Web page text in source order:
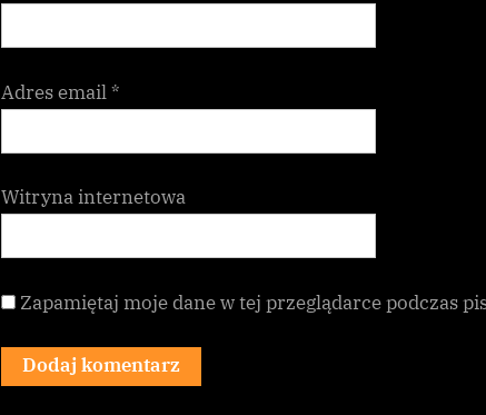
Adres email*
Witryna internetowa
Zapamiętaj moje dane w tej przeglądarce podczas